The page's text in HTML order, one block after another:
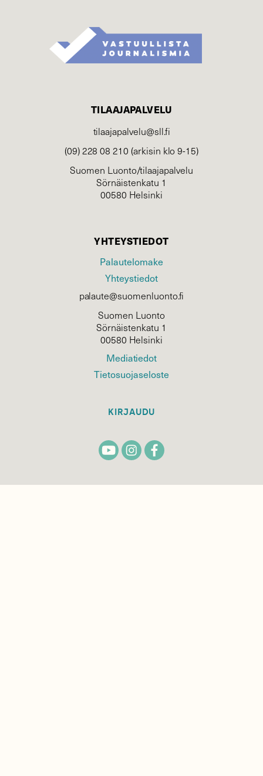
TILAAJAPALVELU
tilaajapalvelu@sll.fi
(09) 228 08 210 (arkisin klo 9-15)
Suomen Luonto/tilaajapalvelu
Sörnäistenkatu 1
00580 Helsinki
YHTEYSTIEDOT
Palautelomake
Yhteystiedot
palaute@suomenluonto.fi
Suomen Luonto
Sörnäistenkatu 1
00580 Helsinki
Mediatiedot
Tietosuojaseloste
KIRJAUDU